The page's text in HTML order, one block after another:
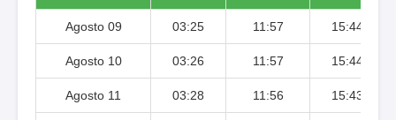
Agosto 09 03:25 11:57 15:44
Agosto 10 03:26 11:57 15:44
Agosto 11 03:28 11:56 15:43